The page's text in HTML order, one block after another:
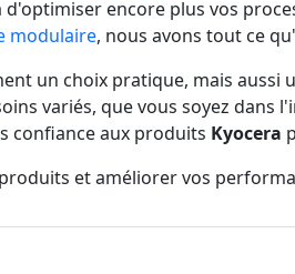
encore plus vos
modulaire, nous avons tout ce
un choix pratique, mais
variés, que vous soyez
confiance aux produits Kyocera
et améliorer vos